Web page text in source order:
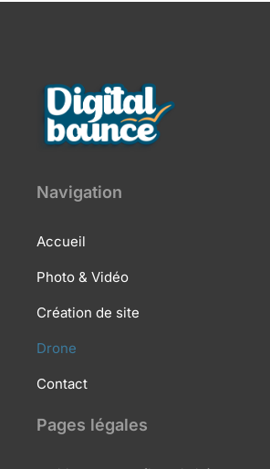
Navigation
Accueil
Photo & Vidéo
Création de site
Drone
Contact
Pages légales